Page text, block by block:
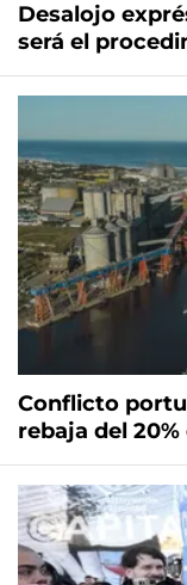
Desalojo
será el
Conflicto
rebaja del